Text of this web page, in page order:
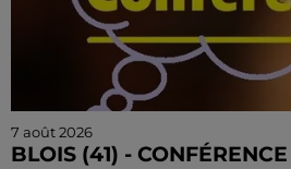
7 août 2026
BLOIS (41) -